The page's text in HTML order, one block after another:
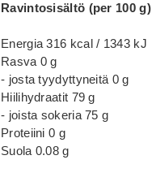
Ravintosisältö (per 100 g)
Energia 316 kcal / 1343 kJ
Rasva 0 g
- josta tyydyttyneitä 0 g
Hiilihydraatit 79 g
- joista sokeria 75 g
Proteiini 0 g
Suola 0.08 g